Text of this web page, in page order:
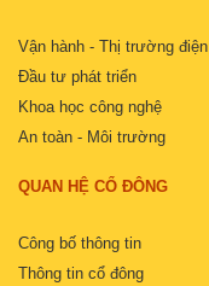
Vận hành - Thị trường điện
Đầu tư phát triển
Khoa học công nghệ
An toàn - Môi trường
QUAN HỆ CỔ ĐÔNG
Công bố thông tin
Thông tin cổ đông